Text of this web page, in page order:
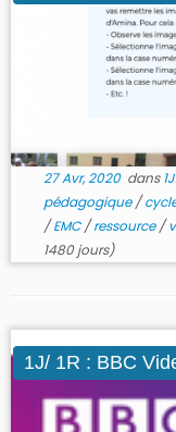
27 Avr, 2020dans
pédagogique/
/EMC/ressource/
1480 jours)
1J/ 1R : BBC